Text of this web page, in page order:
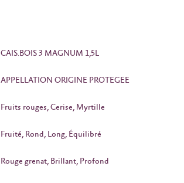
CAIS.BOIS 3 MAGNUM 1,5L
APPELLATION ORIGINE PROTEGEE
Fruits rouges, Cerise, Myrtille
Fruité, Rond, Long, Équilibré
Rouge grenat, Brillant, Profond